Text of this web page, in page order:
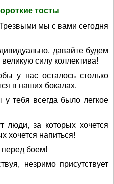
тосты
мы с вами сегодня
давайте будем
силу коллектива!
у нас осталось столько
в наших бокалах.
тебя всегда было легкое
люди, за которых хочется
хочется напиться!
боем!
незримо присутствует